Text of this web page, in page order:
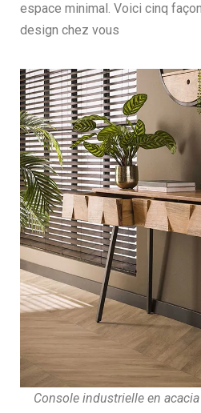
espace minimal. Voici cinq
design chez vous
Console industrielle en